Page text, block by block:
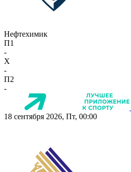
Нефтехимик
П1
-
X
-
П2
-
18 сентября 2026, Пт, 00:00